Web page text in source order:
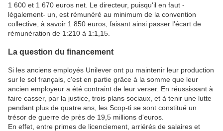
1 600 et 1 670 euros net. Le directeur, puisqu'il en faut -
légalement- un, est rémunéré au minimum de la convention
collective, à savoir 1 850 euros, faisant ainsi passer l'écart de
rémunération de 1:210 à 1:1,15.
La question du financement
Si les anciens employés Unilever ont pu maintenir leur production
sur le sol français, c'est en partie grâce à la somme que leur
ancien employeur a été contraint de leur verser. En réussissant à
faire casser, par la justice, trois plans sociaux, et à tenir une lutte
pendant plus de quatre ans, les Scop-ti se sont constitué un
trésor de guerre de près de 19,5 millions d'euros.
En effet, entre primes de licenciement, arriérés de salaires et